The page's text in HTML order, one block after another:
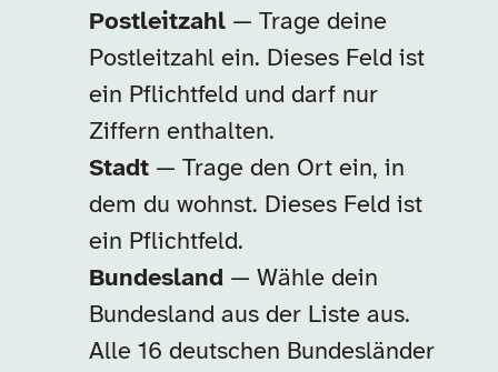
Postleitzahl — Trage deine
Postleitzahl ein. Dieses Feld ist
ein Pflichtfeld und darf nur
Ziffern enthalten.
Stadt — Trage den Ort ein, in
dem du wohnst. Dieses Feld ist
ein Pflichtfeld.
Bundesland — Wähle dein
Bundesland aus der Liste aus.
Alle 16 deutschen Bundesländer